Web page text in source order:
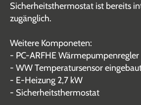
Sicherheitsthermostat ist bereits
zugänglich.
Weitere Komponeten:
- PC-ARFHE Wärmepumpenregler
- WW Temperatursensor
- E-Heizung 2,7 kW
- Sicherheitsthermostat